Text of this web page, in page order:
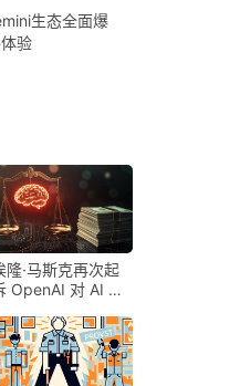
生态全面爆
验
隆·马斯克再次起
OpenAI 对 AI 行